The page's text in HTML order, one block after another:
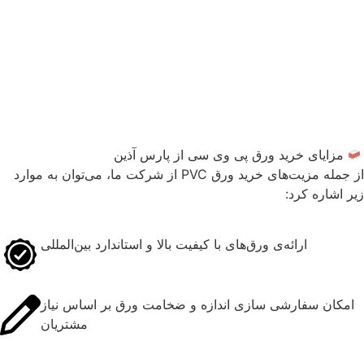
مزایای خرید ورق پی وی سی از پارس آذین
از جمله مزیت‌های خرید ورق PVC از شرکت ما، می‌توان به موارد
زیر اشاره کرد:
ارائه‌ی ورق‌های با کیفیت بالا و استاندارد بین‌المللی
امکان سفارشی سازی اندازه و ضخامت ورق بر اساس نیاز
مشتریان